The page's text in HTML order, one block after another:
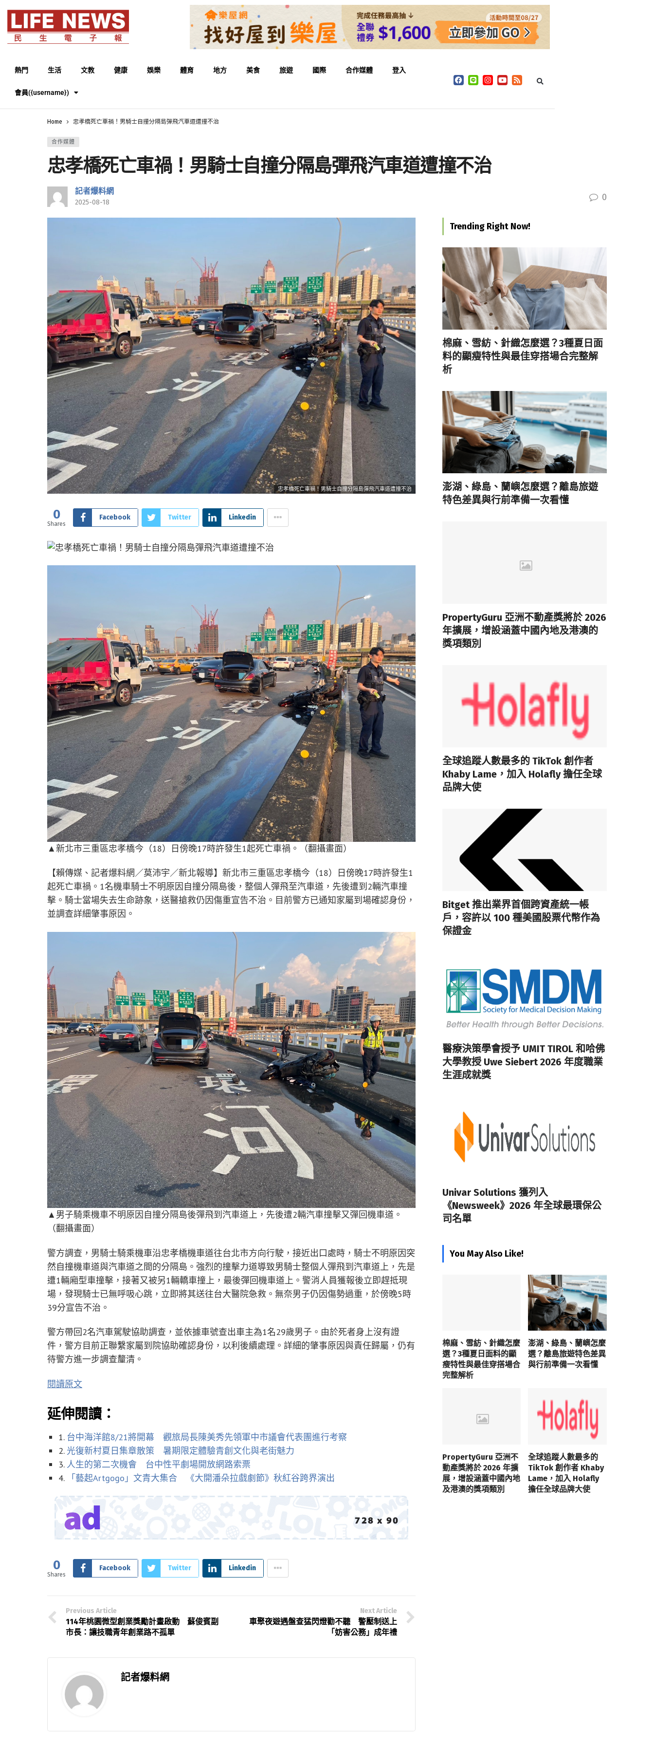
熱門 生活 文教 健康 娛樂 體育 地方 美食 旅遊 國際 合作媒體 登入
會員({username})
Home 忠孝橋死亡車禍！男騎士自撞分隔島彈飛汽車道遭撞不治
合作媒體
忠孝橋死亡車禍！男騎士自撞分隔島彈飛汽車道遭撞不治
記者爆料網
2025-08-18 0
忠孝橋死亡車禍！男騎士自撞分隔島彈飛汽車道遭撞不治
0
Shares
Facebook Twitter Linkedin
▲新北市三重區忠孝橋今（18）日傍晚17時許發生1起死亡車禍。（翻攝畫面）
【賴傳媒、記者爆料網／莫沛宇／新北報導】新北市三重區忠孝橋今（18）日傍晚17時許發生1
起死亡車禍。1名機車騎士不明原因自撞分隔島後，整個人彈飛至汽車道，先後遭到2輛汽車撞
擊。騎士當場失去生命跡象，送醫搶救仍因傷重宣告不治。目前警方已通知家屬到場確認身份，
並調查詳細肇事原因。
▲男子騎乘機車不明原因自撞分隔島後彈飛到汽車道上，先後遭2輛汽車撞擊又彈回機車道。
（翻攝畫面）
警方調查，男騎士騎乘機車沿忠孝橋機車道往台北市方向行駛，接近出口處時，騎士不明原因突
然自撞機車道與汽車道之間的分隔島。強烈的撞擊力道導致男騎士整個人彈飛到汽車道上，先是
遭1輛廂型車撞擊，接著又被另1輛轎車撞上，最後彈回機車道上。警消人員獲報後立即趕抵現
場，發現騎士已無呼吸心跳，立即將其送往台大醫院急救。無奈男子仍因傷勢過重，於傍晚5時
39分宣告不治。
警方帶回2名汽車駕駛協助調查，並依據車號查出車主為1名29歲男子。由於死者身上沒有證
件，警方目前正聯繫家屬到院協助確認身份，以利後續處理。詳細的肇事原因與責任歸屬，仍有
待警方進一步調查釐清。
閱讀原文
延伸閱讀：
1. 台中海洋館8/21將開幕 觀旅局長陳美秀先領軍中市議會代表團進行考察
2. 光復新村夏日集章散策 暑期限定體驗青創文化與老街魅力
3. 人生的第二次機會 台中性平劇場開放網路索票
4.
「藝起Artgogo」文青大集合 《大開潘朵拉戲劇節》秋紅谷跨界演出
0
Shares
Facebook Twitter Linkedin
Previous Article
114年桃園微型創業獎勵計畫啟動 蘇俊賓副
市長：讓技職青年創業路不孤單
Next Article
車聚夜遊遇盤查猛閃燈勸不聽 警壓制送上
「妨害公務」成年禮
記者爆料網
Trending Right Now!
棉麻、雪紡、針織怎麼選？3種夏日面
料的顯瘦特性與最佳穿搭場合完整解
析
澎湖、綠島、蘭嶼怎麼選？離島旅遊
特色差異與行前準備一次看懂
PropertyGuru 亞洲不動產獎將於 2026
年擴展，增設涵蓋中國內地及港澳的
獎項類別
全球追蹤人數最多的 TikTok 創作者
Khaby Lame，加入 Holafly 擔任全球
品牌大使
Bitget 推出業界首個跨資產統一帳
戶，容許以 100 種美國股票代幣作為
保證金
醫療決策學會授予 UMIT TIROL 和哈佛
大學教授 Uwe Siebert 2026 年度職業
生涯成就獎
Univar Solutions 獲列入
《Newsweek》2026 年全球最環保公
司名單
You May Also Like!
棉麻、雪紡、針織怎麼
選？3種夏日面料的顯
瘦特性與最佳穿搭場合
完整解析
澎湖、綠島、蘭嶼怎麼
選？離島旅遊特色差異
與行前準備一次看懂
PropertyGuru 亞洲不
動產獎將於 2026 年擴
展，增設涵蓋中國內地
及港澳的獎項類別
全球追蹤人數最多的
TikTok 創作者 Khaby
Lame，加入 Holafly
擔任全球品牌大使